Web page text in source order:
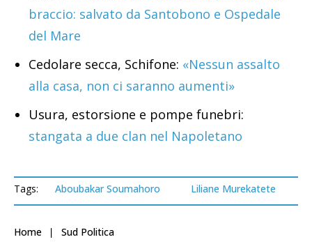
braccio: salvato da Santobono e Ospedale
del Mare
Cedolare secca, Schifone: «Nessun assalto
alla casa, non ci saranno aumenti»
Usura, estorsione e pompe funebri:
stangata a due clan nel Napoletano
Tags: Aboubakar Soumahoro Liliane Murekatete
Home Sud Politica